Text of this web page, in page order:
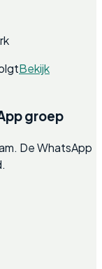
Bekijk
groep
De WhatsApp